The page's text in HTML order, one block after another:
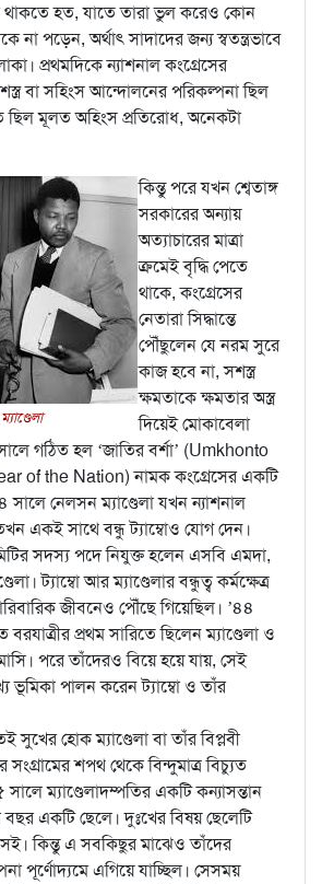
থাকতে হত, যাতে তারা ভুল করেও কোন
না পড়েন, অর্থাৎ সাদাদের জন্য স্বতন্ত্রভাবে
প্রথমদিকে ন্যাশনাল কংগ্রেসের
বা সহিংস আন্দোলনের পরিকল্পনা ছিল
ছিল মূলত অহিংস প্রতিরোধ, অনেকটা
কিন্তু পরে যখন শ্বেতাঙ্গ
সরকারের অন্যায়
অত্যাচারের মাত্রা
ক্রমেই বৃদ্ধি পেতে
থাকে, কংগ্রেসের
নেতারা সিদ্ধান্তে
পৌঁছুলেন যে নরম সুরে
কাজ হবে না, সশস্ত্র
ক্ষমতাকে ক্ষমতার অস্ত্র
দিয়েই মোকাবেলা
গঠিত হল ‘জাতির বর্শা’ (Umkhonto
of the Nation) নামক কংগ্রেসের একটি
সালে নেলসন ম্যাণ্ডেলা যখন ন্যাশনাল
একই সাথে বন্ধু ট্যাম্বোও যোগ দেন।
সদস্য পদে নিযুক্ত হলেন এসবি এমদা,
ট্যাম্বো আর ম্যাণ্ডেলার বন্ধুত্ব কর্মক্ষেত্র
জীবনেও পৌঁছে গিয়েছিল। ’৪৪
বরযাত্রীর প্রথম সারিতে ছিলেন ম্যাণ্ডেলা ও
পরে তাঁদেরও বিয়ে হয়ে যায়, সেই
পালন করেন ট্যাম্বো ও তাঁর
সুখের হোক ম্যাণ্ডেলা বা তাঁর বিপ্লবী
শপথ থেকে বিন্দুমাত্র বিচ্যুত
ম্যাণ্ডেলাদম্পতির একটি কন্যাসন্তান
একটি ছেলে। দুঃখের বিষয় ছেলেটি
কিন্তু এ সবকিছুর মাঝেও তাঁদের
পূর্ণোদ্যমে এগিয়ে যাচ্ছিল। সেসময়